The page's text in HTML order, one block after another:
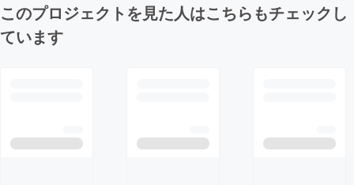
このプロジェクトを見た人はこちらもチェックし
ています